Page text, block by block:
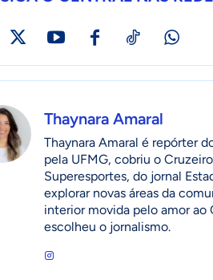
Thaynara Amaral
Thaynara Amaral é repórter
pela UFMG, cobriu o
Superesportes, do jornal
explorar novas áreas da
interior movida pelo amor
escolheu o jornalismo.